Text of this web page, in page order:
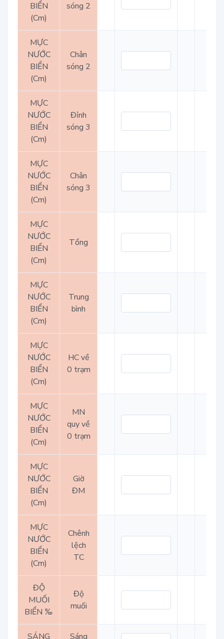
BIỂN
(Cm)
sóng 2
MỰC
NƯỚC
BIỂN
(Cm)
Chân
sóng 2
MỰC
NƯỚC
BIỂN
(Cm)
Đỉnh
sóng 3
MỰC
NƯỚC
BIỂN
(Cm)
Chân
sóng 3
MỰC
NƯỚC
BIỂN
(Cm)
Tổng
MỰC
NƯỚC
BIỂN
(Cm)
Trung
bình
MỰC
NƯỚC
BIỂN
(Cm)
HC về
0 trạm
MỰC
NƯỚC
BIỂN
(Cm)
MN
quy về
0 trạm
MỰC
NƯỚC
BIỂN
(Cm)
Giờ
ĐM
MỰC
NƯỚC
BIỂN
(Cm)
Chênh
lệch
TC
ĐỘ
MUỐI
BIỂN ‰
Độ
muối
SÁNG Sáng